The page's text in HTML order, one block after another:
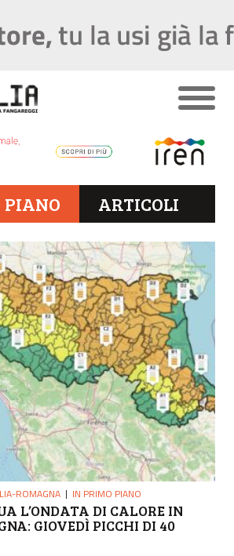
ARTICOLI
ROMAGNA IN PRIMO PIANO
L’ONDATA DI CALORE IN
GIOVEDÌ PICCHI DI 40